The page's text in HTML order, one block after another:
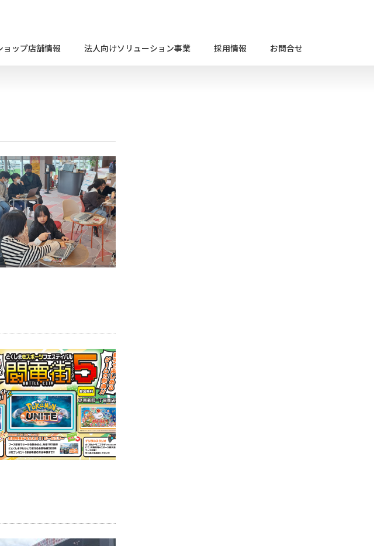
ョップ店舗情報 法人向けソリューション事業 採用情報 お問合せ